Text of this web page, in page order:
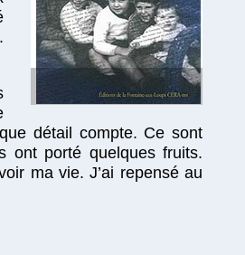
détail compte. Ce sont
ont porté quelques fruits.
ma vie. J’ai repensé au